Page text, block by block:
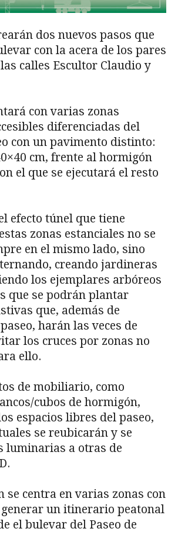
dos nuevos pasos que
con la acera de los pares
calles Escultor Claudio y
con varias zonas
diferenciadas del
con un pavimento distinto:
cm, frente al hormigón
el que se ejecutará el resto
efecto túnel que tiene
zonas estanciales no se
en el mismo lado, sino
creando jardineras
los ejemplares arbóreos
que se podrán plantar
que, además de
harán las veces de
los cruces por zonas no
ello.
de mobiliario, como
cubos de hormigón,
espacios libres del paseo,
se reubicarán y se
luminarias a otras de
se centra en varias zonas con
un itinerario peatonal
el bulevar del Paseo de